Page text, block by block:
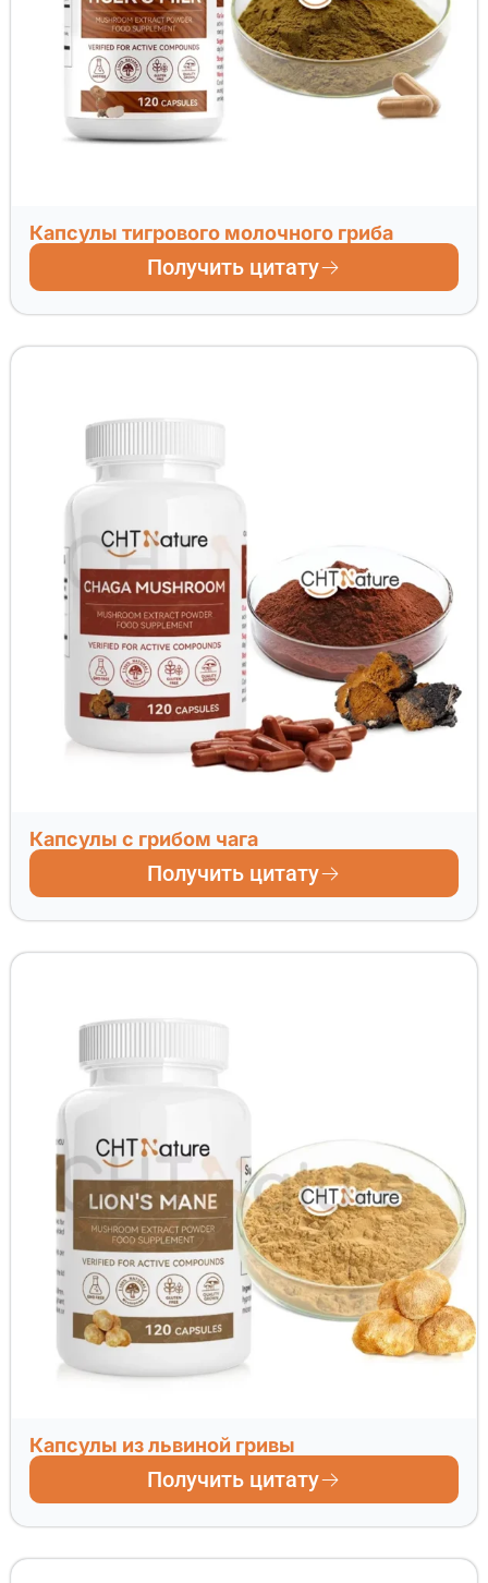
Капсулы тигрового молочного гриба
Получить цитату
Капсулы с грибом чага
Получить цитату
Капсулы из львиной гривы
Получить цитату